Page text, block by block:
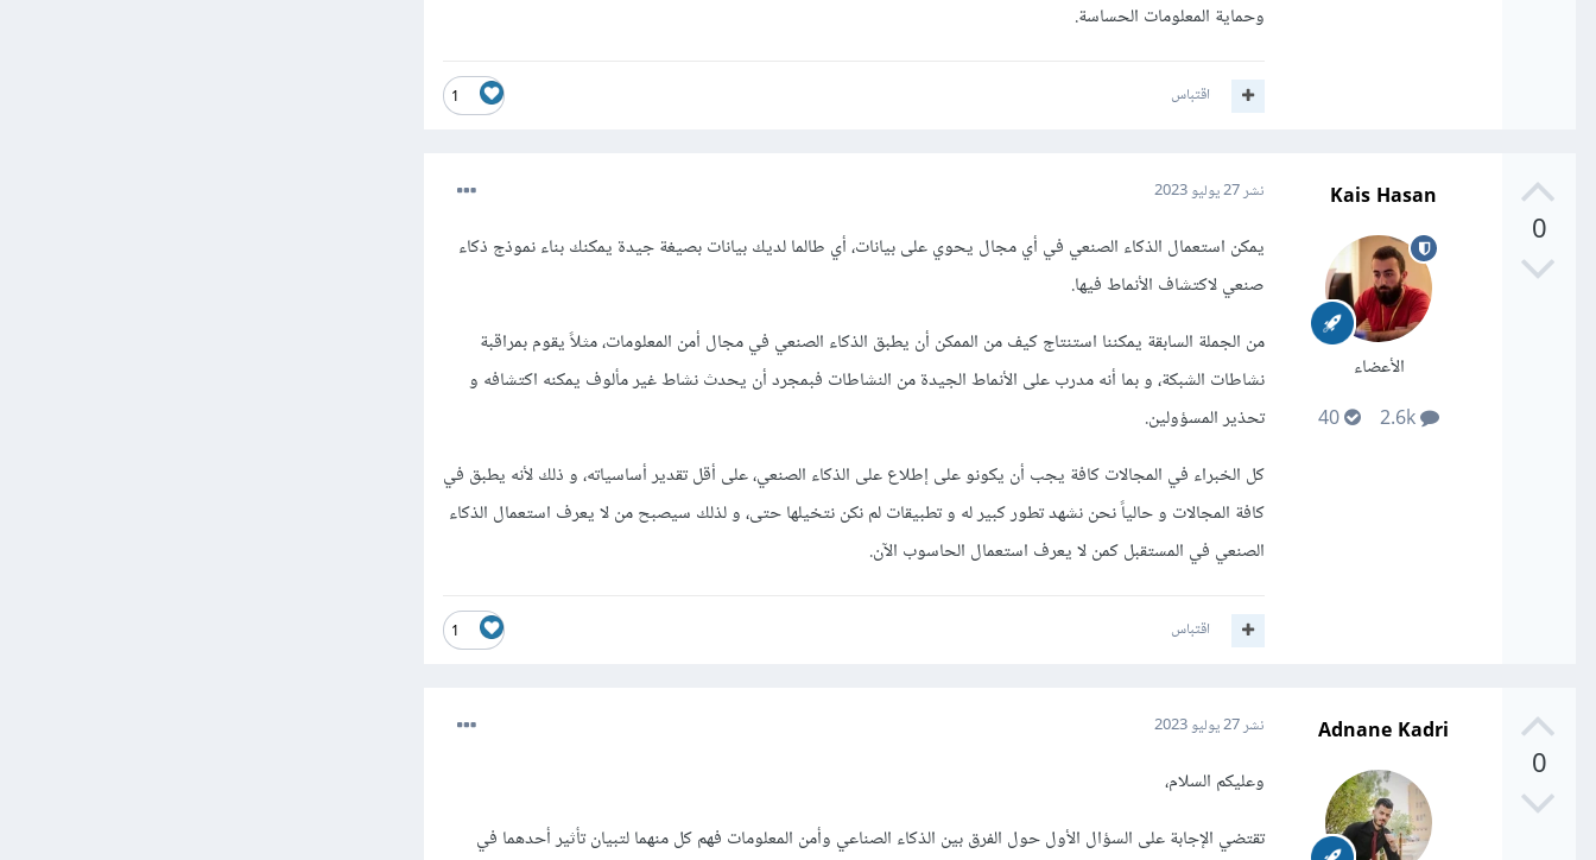
وحماية المعلومات الحساسة.
1 اقتباس
0
Kais Hasan
الأعضاء
نشر27 يوليو 2023
يمكن استعمال الذكاء الصنعي في أي مجال يحوي على بيانات، أي طالما لديك بيانات بصيغة جيدة يمكنك بناء نموذج ذكاء
صنعي لاكتشاف الأنماط فيها.
من الجملة السابقة يمكننا استنتاج كيف من الممكن أن يطبق الذكاء الصنعي في مجال أمن المعلومات، مثلاً يقوم بمراقبة
نشاطات الشبكة، و بما أنه مدرب على الأنماط الجيدة من النشاطات فبمجرد أن يحدث نشاط غير مألوف يمكنه اكتشافه و
تحذير المسؤولين.
كل الخبراء في المجالات كافة يجب أن يكونو على إطلاع على الذكاء الصنعي، على أقل تقدير أساسياته، و ذلك لأنه يطبق في
كافة المجالات و حالياً نحن نشهد تطور كبير له و تطبيقات لم نكن نتخيلها حتى، و لذلك سيصبح من لا يعرف استعمال الذكاء
الصنعي في المستقبل كمن لا يعرف استعمال الحاسوب الآن.
1 اقتباس
0
Adnane Kadri نشر27 يوليو 2023
وعليكم السلام،
تقتضي الإجابة على السؤال الأول حول الفرق بين الذكاء الصناعي وأمن المعلومات فهم كل منهما لتبيان تأثير أحدهما في